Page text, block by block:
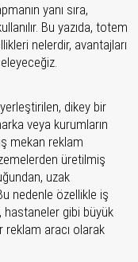
yanı sıra,
Bu yazıda, totem
nelerdir, avantajları
dikey bir
veya kurumların
mekan reklam
üretilmiş
uzak
nedenle özellikle iş
hastaneler gibi büyük
aracı olarak